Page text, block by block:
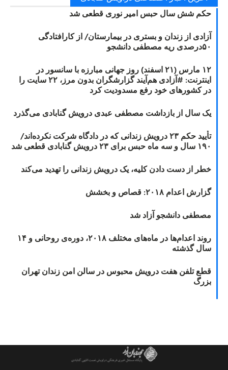
حکم شش سال حبس امیر نوری قطعی شد
آزادی از زندان و بستری در بیمارستان/ از کارافتادگی
۵۰درصدی ریه مصطفی دانشجو
۱۲ مارس (۲۱ اسفند) روز جهانی مبارزه با سانسور در
اینترنت: #آزادی هم‌آیند گزارشگران‌ بدون مرز، ۲۲ سایت را
در کشورهای خود رفع مسدودیت کرد
یک سال از بازداشت مصطفی عبدی درویش گنابادی می‌گذرد
تأیید حکم ۲۳ درویش زندانی که در دادگاه شرکت نکرده‌اند/
۱۹۰ سال و سه ماه حبس برای ۲۳ درویش گنابادی قطعی شد
خطر از دست دادن کلیه، یک درویش زندانی را تهدید می‌کند
گزارش اعدام ۲۰۱۸: قصاص و بخشش
مصطفی دانشجو آزاد شد
روند اعدام‌ها در ماه‌های مختلف ۲۰۱۸، دوره‌ی روحانی و ۱۴
سال گذشته
قطع تلفن هفت درویش محبوس در سالن امن زندان تهران
بزرگ